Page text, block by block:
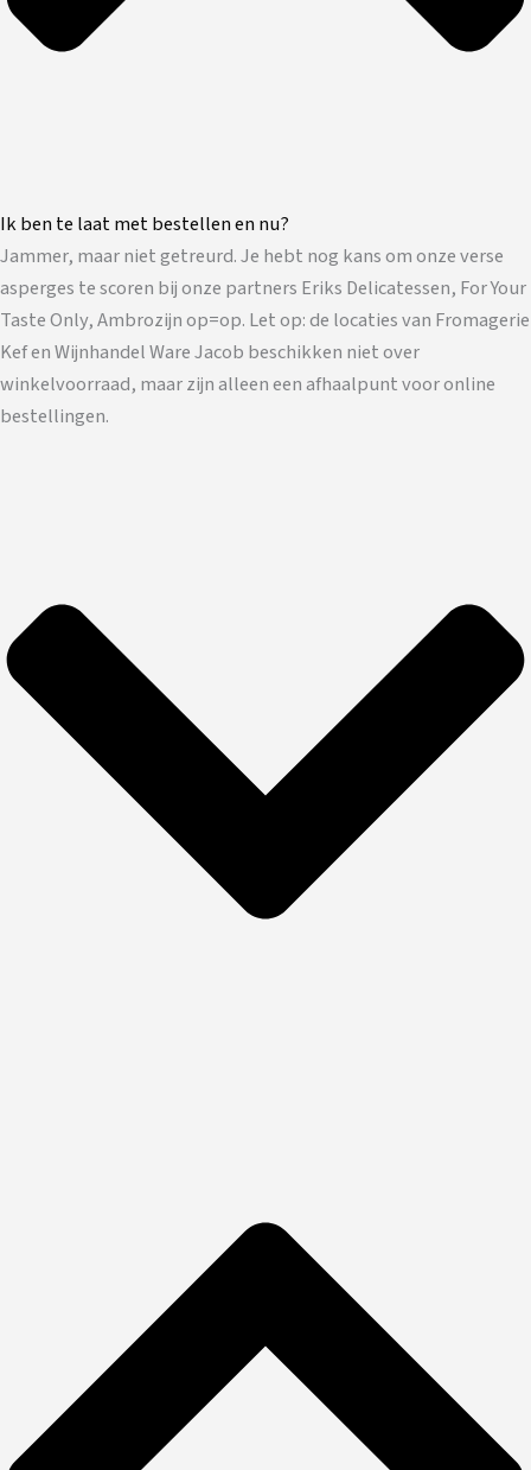
Ik ben te laat met bestellen en nu?
Jammer, maar niet getreurd. Je hebt nog kans om onze verse
asperges te scoren bij onze partners Eriks Delicatessen, For Your
Taste Only, Ambrozijn op=op. Let op: de locaties van Fromagerie
Kef en Wijnhandel Ware Jacob beschikken niet over
winkelvoorraad, maar zijn alleen een afhaalpunt voor online
bestellingen.